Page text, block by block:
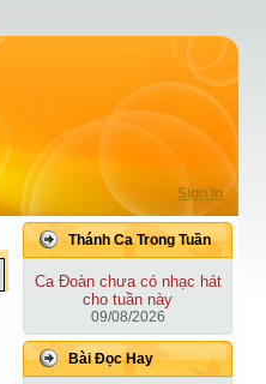
Sign In
Thánh Ca Trong Tuần
Ca Ðoàn chưa có nhạc hát
cho tuần này
09/08/2026
Bài Ðọc Hay